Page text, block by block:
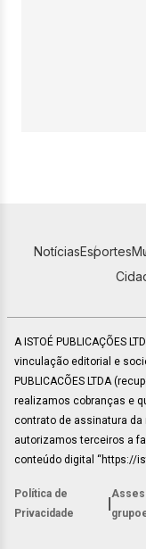
NotíciasEsportes
A ISTOÉ PUBLICAÇÕES
vinculação editorial e
PUBLICACÕES LTDA
realizamos cobranças e
contrato de assinatura da
autorizamos terceiros a
conteúdo digital “https://
Política de
Privacidade